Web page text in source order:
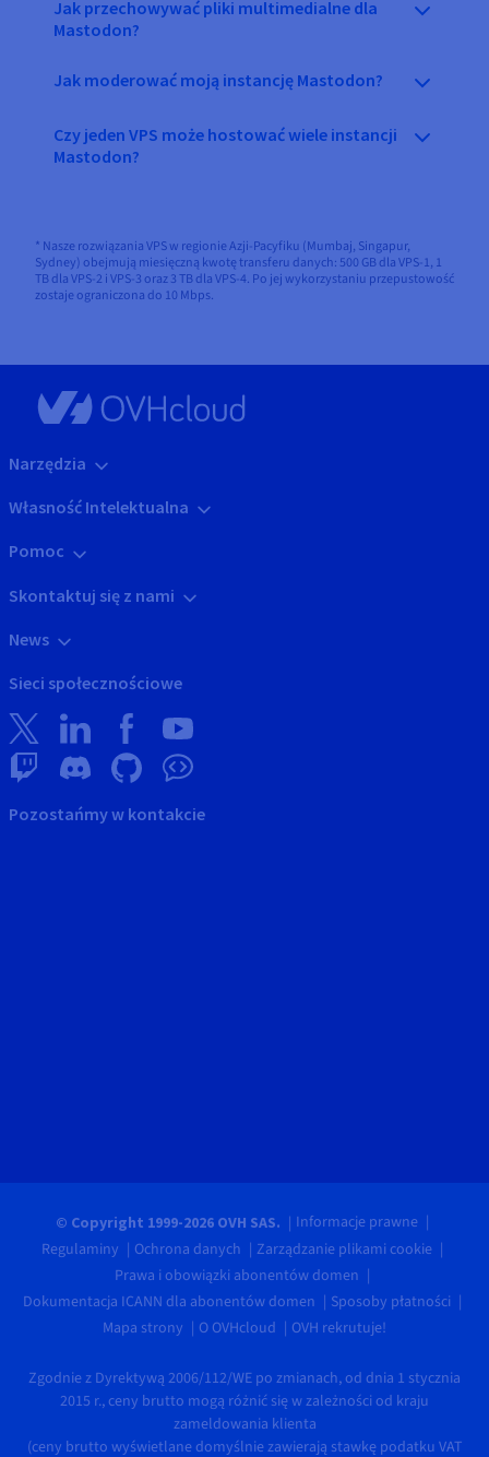
Jak przechowywać pliki multimedialne dla
Mastodon?
Jak moderować moją instancję Mastodon?
Czy jeden VPS może hostować wiele instancji
Mastodon?
* Nasze rozwiązania VPS w regionie Azji-Pacyfiku (Mumbaj, Singapur,
Sydney) obejmują miesięczną kwotę transferu danych: 500 GB dla VPS-1, 1
TB dla VPS-2 i VPS-3 oraz 3 TB dla VPS-4. Po jej wykorzystaniu przepustowość
zostaje ograniczona do 10 Mbps.
Narzędzia
Własność Intelektualna
Pomoc
Skontaktuj się z nami
News
Sieci społecznościowe
Pozostańmy w kontakcie
© Copyright 1999-2026 OVH SAS.
Informacje prawne
Regulaminy
Ochrona danych
Zarządzanie plikami cookie
Prawa i obowiązki abonentów domen
Dokumentacja ICANN dla abonentów domen
Sposoby płatności
Mapa strony
O OVHcloud OVH rekrutuje!
Zgodnie z Dyrektywą 2006/112/WE po zmianach, od dnia 1 stycznia
2015 r., ceny brutto mogą różnić się w zależności od kraju
zameldowania klienta
(ceny brutto wyświetlane domyślnie zawierają stawkę podatku VAT